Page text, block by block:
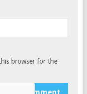
browser for the